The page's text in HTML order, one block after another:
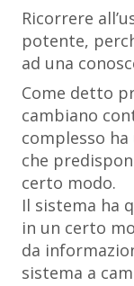
Ricorrere
potente,
ad una
Come detto
cambiano
complesso
che
certo modo.
Il sistema ha
in un certo
da
sistema a